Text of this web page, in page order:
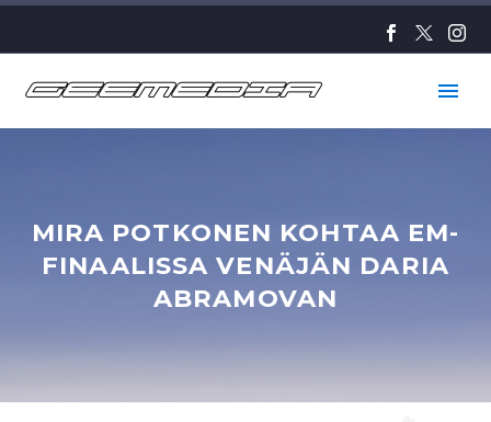
MIRA POTKONEN KOHTAA EM-
FINAALISSA VENÄJÄN DARIA
ABRAMOVAN